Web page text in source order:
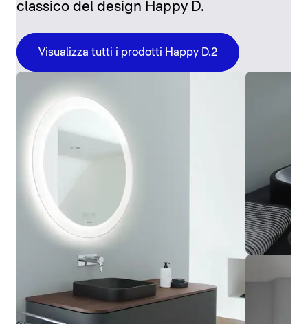
classico del design Happy D.
Visualizza tutti i prodotti Happy D.2